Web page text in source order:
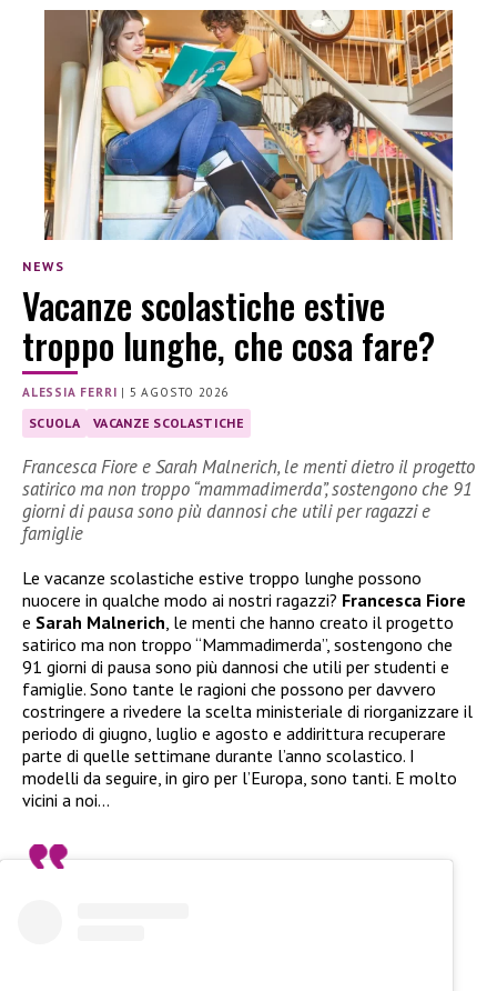
NEWS
Vacanze scolastiche estive
troppo lunghe, che cosa fare?
ALESSIA FERRI | 5 AGOSTO 2026
SCUOLA VACANZE SCOLASTICHE
Francesca Fiore e Sarah Malnerich, le menti dietro il progetto
satirico ma non troppo “mammadimerda”, sostengono che 91
giorni di pausa sono più dannosi che utili per ragazzi e
famiglie
Le vacanze scolastiche estive troppo lunghe possono
nuocere in qualche modo ai nostri ragazzi? Francesca Fiore
e Sarah Malnerich, le menti che hanno creato il progetto
satirico ma non troppo “Mammadimerda”, sostengono che
91 giorni di pausa sono più dannosi che utili per studenti e
famiglie. Sono tante le ragioni che possono per davvero
costringere a rivedere la scelta ministeriale di riorganizzare il
periodo di giugno, luglio e agosto e addirittura recuperare
parte di quelle settimane durante l’anno scolastico. I
modelli da seguire, in giro per l’Europa, sono tanti. E molto
vicini a noi…